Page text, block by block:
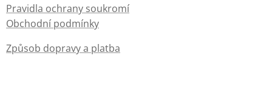
Pravidla ochrany soukromí
Obchodní podmínky
Způsob dopravy a platba